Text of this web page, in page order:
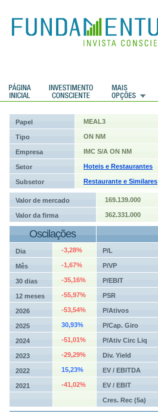
Papel MEAL3
Tipo ON NM
Empresa IMC S/A ON NM
Setor Hoteis e Restaurantes
Subsetor Restaurante e Similares
Valor de mercado 169.139.000
Valor da firma 362.331.000
Oscilações
Dia -3,28% P/L
Mês -1,67% P/VP
30 dias -35,16% P/EBIT
12 meses -55,97% PSR
2026 -53,54% P/Ativos
2025 30,93% P/Cap. Giro
2024 -51,01% P/Ativ Circ Liq
2023 -29,29% Div. Yield
2022 15,23% EV / EBITDA
2021 -41,02% EV / EBIT
Cres. Rec (5a)